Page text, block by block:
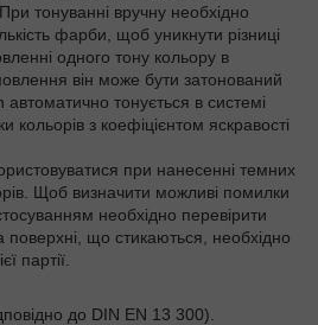
тонуванні вручну необхідно
фарби, щоб уникнути різниці
одного тону кольору в
він може бути затонований
тонується в системі
кольорів з коефіцієнтом яскравості
при нанесенні темних
Щоб визначити можливі помилки
необхідно перевірити
поверхні, що стикаються, необхідно
партії.
до DIN EN 13 300).